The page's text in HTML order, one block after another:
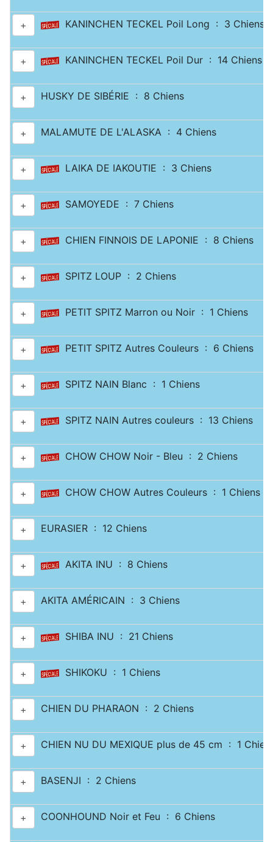
+ KANINCHEN TECKEL Poil Long : 3 Chiens
+ KANINCHEN TECKEL Poil Dur : 14 Chiens
+ HUSKY DE SIBÉRIE : 8 Chiens
+ MALAMUTE DE L'ALASKA : 4 Chiens
+ LAIKA DE IAKOUTIE : 3 Chiens
+ SAMOYEDE : 7 Chiens
+ CHIEN FINNOIS DE LAPONIE : 8 Chiens
+ SPITZ LOUP : 2 Chiens
+ PETIT SPITZ Marron ou Noir : 1 Chiens
+ PETIT SPITZ Autres Couleurs : 6 Chiens
+ SPITZ NAIN Blanc : 1 Chiens
+ SPITZ NAIN Autres couleurs : 13 Chiens
+ CHOW CHOW Noir - Bleu : 2 Chiens
+ CHOW CHOW Autres Couleurs : 1 Chiens
+ EURASIER : 12 Chiens
+ AKITA INU : 8 Chiens
+ AKITA AMÉRICAIN : 3 Chiens
+ SHIBA INU : 21 Chiens
+ SHIKOKU : 1 Chiens
+ CHIEN DU PHARAON : 2 Chiens
+ CHIEN NU DU MEXIQUE plus de 45 cm : 1
+ BASENJI : 2 Chiens
+ COONHOUND Noir et Feu : 6 Chiens